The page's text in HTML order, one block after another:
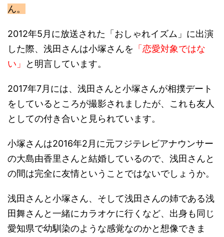
ん。
2012年5月に放送された「おしゃれイズム」に出演
した際、浅田さんは小塚さんを 「恋愛対象ではな
い」
と明言しています。
2017年7月には、浅田さんと小塚さんが相撲デート
をしているところが撮影されましたが、これも友人
としての付き合いと見られています。
小塚さんは2016年2月に元フジテレビアナウンサー
の大島由香里さんと結婚しているので、浅田さんと
の間は完全に友情ということではないでしょうか。
浅田さんと小塚さん、そして浅田さんの姉である浅
田舞さんと一緒にカラオケに行くなど、出身も同じ
愛知県で幼馴染のような感覚なのかと想像できま